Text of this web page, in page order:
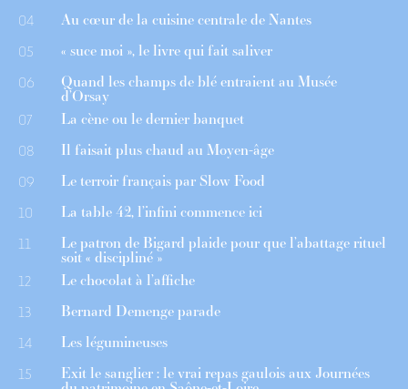
04 Au cœur de la cuisine centrale de Nantes
05 « suce moi », le livre qui fait saliver
06 Quand les champs de blé entraient au Musée
d’Orsay
07 La cène ou le dernier banquet
08 Il faisait plus chaud au Moyen-âge
09 Le terroir français par Slow Food
10 La table 42, l’infini commence ici
11 Le patron de Bigard plaide pour que l’abattage rituel
soit « discipliné »
12 Le chocolat à l’affiche
13 Bernard Demenge parade
14 Les légumineuses
15 Exit le sanglier : le vrai repas gaulois aux Journées